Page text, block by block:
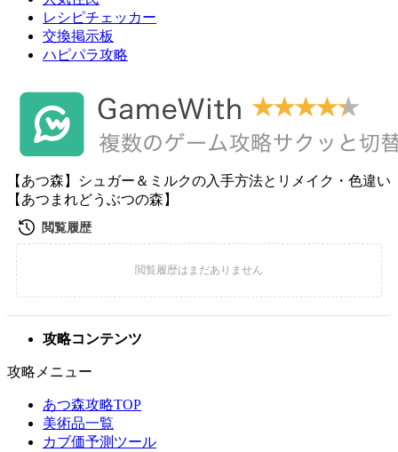
レシピチェッカー
交換掲示板
ハピパラ攻略
【あつ森】シュガー＆ミルクの入手方法とリメイク・色違い
【あつまれどうぶつの森】
攻略コンテンツ
攻略メニュー
あつ森攻略TOP
美術品一覧
カブ価予測ツール